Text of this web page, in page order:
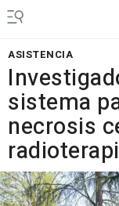
ASISTENCIA
sistema
necrosis